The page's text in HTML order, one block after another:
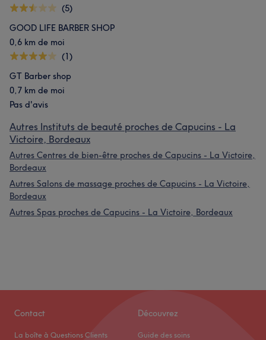
(5)
GOOD LIFE BARBER SHOP
0,6 km de moi
(1)
GT Barber shop
0,7 km de moi
Pas d'avis
Autres Instituts de beauté proches de Capucins - La
Victoire, Bordeaux
Autres Centres de bien-être proches de Capucins - La Victoire,
Bordeaux
Autres Salons de massage proches de Capucins - La Victoire,
Bordeaux
Autres Spas proches de Capucins - La Victoire, Bordeaux
Contact
La boîte à Questions Clients
Découvrez
Guide des soins